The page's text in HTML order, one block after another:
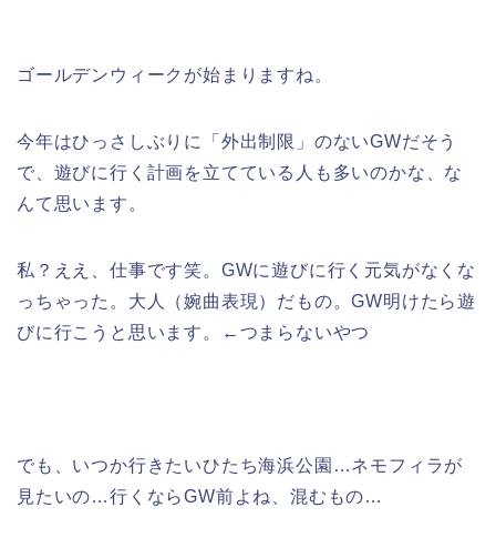
ゴールデンウィークが始まりますね。
今年はひっさしぶりに「外出制限」のないGWだそう
で、遊びに行く計画を立てている人も多いのかな、な
んて思います。
私？ええ、仕事です笑。GWに遊びに行く元気がなくな
っちゃった。大人（婉曲表現）だもの。GW明けたら遊
びに行こうと思います。←つまらないやつ
でも、いつか行きたいひたち海浜公園…ネモフィラが
見たいの…行くならGW前よね、混むもの…